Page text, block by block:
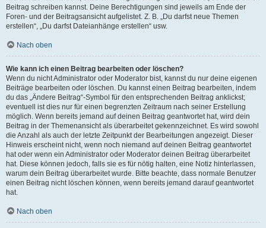
Beitrag schreiben kannst. Deine Berechtigungen sind jeweils am Ende der
Foren- und der Beitragsansicht aufgelistet. Z. B. „Du darfst neue Themen
erstellen“, „Du darfst Dateianhänge erstellen“ usw.
Nach oben
Wie kann ich einen Beitrag bearbeiten oder löschen?
Wenn du nicht Administrator oder Moderator bist, kannst du nur deine eigenen
Beiträge bearbeiten oder löschen. Du kannst einen Beitrag bearbeiten, indem
du das „Ändere Beitrag“-Symbol für den entsprechenden Beitrag anklickst;
eventuell ist dies nur für einen begrenzten Zeitraum nach seiner Erstellung
möglich. Wenn bereits jemand auf deinen Beitrag geantwortet hat, wird dein
Beitrag in der Themenansicht als überarbeitet gekennzeichnet. Es wird sowohl
die Anzahl als auch der letzte Zeitpunkt der Bearbeitungen angezeigt. Dieser
Hinweis erscheint nicht, wenn noch niemand auf deinen Beitrag geantwortet
hat oder wenn ein Administrator oder Moderator deinen Beitrag überarbeitet
hat. Diese können jedoch, falls sie es für nötig halten, eine Notiz hinterlassen,
warum dein Beitrag überarbeitet wurde. Bitte beachte, dass normale Benutzer
einen Beitrag nicht löschen können, wenn bereits jemand darauf geantwortet
hat.
Nach oben